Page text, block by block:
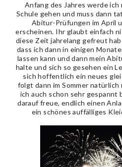
Anfang des Jahres werde ich
Schule gehen und muss dann
Abitur-Prüfungen im April
erscheinen. Ihr glaubt einfach
diese Zeit jahrelang gefreut
dass ich dann in einigen
lassen kann und dann mein
halte und sich so gesehen ein
sich hoffentlich ein neues
folgt dann im Sommer natürlich
ich auch schon sehr gespannt
darauf freue, endlich einen
ein schönes auffälliges